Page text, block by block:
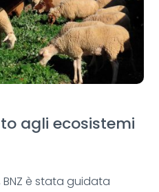
agli ecosistemi
è stata guidata